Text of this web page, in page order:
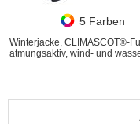
5 Farben
Winterjacke, CLIMASCOT®-
atmungsaktiv, wind- und